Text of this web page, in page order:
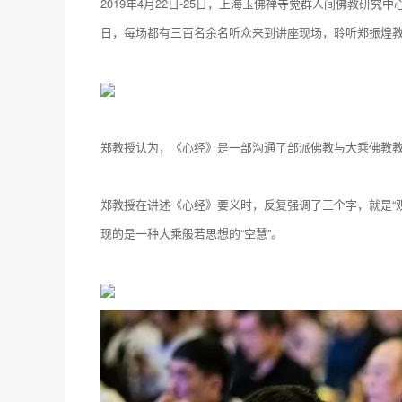
日，每场都有三百名余名听众来到讲座现场，聆听郑振煌
郑教授认为，《心经》是一部沟通了部派佛教与大乘佛教
郑教授在讲述《心经》要义时，反复强调了三个字，就是
现的是一种大乘般若思想的“空慧”。